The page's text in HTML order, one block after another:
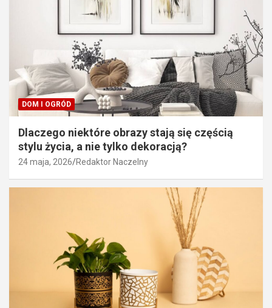
DOM I OGRÓD
Dlaczego niektóre obrazy stają się częścią
stylu życia, a nie tylko dekoracją?
24 maja, 2026 Redaktor Naczelny